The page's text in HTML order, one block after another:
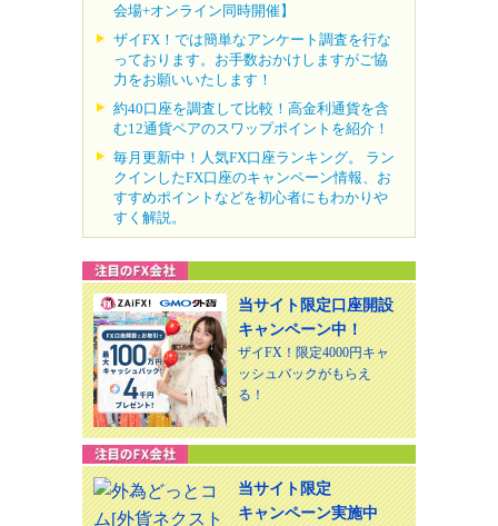
会場+オンライン同時開催】
ザイFX！では簡単なアンケート調査を行な
っております。お手数おかけしますがご協
力をお願いいたします！
約40口座を調査して比較！高金利通貨を含
む12通貨ペアのスワップポイントを紹介！
毎月更新中！人気FX口座ランキング。 ラン
クインしたFX口座のキャンペーン情報、お
すすめポイントなどを初心者にもわかりや
すく解説。
当サイト限定口座開設
キャンペーン中！
ザイFX！限定4000円キャ
ッシュバックがもらえ
る！
当サイト限定
キャンペーン実施中